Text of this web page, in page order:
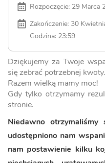
Rozpoczęcie: 29 Marca
Zakończenie: 30
Godzina: 23:59
Dziękujemy za Twoje
się zebrać potrzebnej kwoty.
Razem wielką mamy moc!
Gdy tylko otrzymamy
stronie.
Niedawno
udostępniono nam
nam postawienie kilku